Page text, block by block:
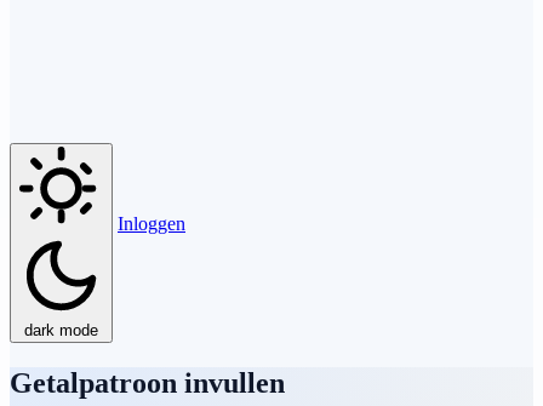
dark mode
Inloggen
Getalpatroon invullen